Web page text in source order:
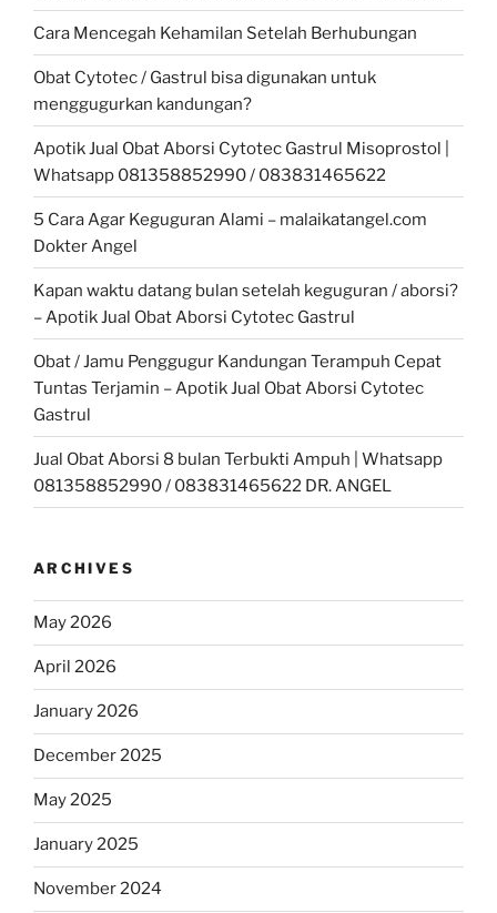
Cara Mencegah Kehamilan Setelah Berhubungan
Obat Cytotec / Gastrul bisa digunakan untuk
menggugurkan kandungan?
Apotik Jual Obat Aborsi Cytotec Gastrul Misoprostol |
Whatsapp 081358852990 / 083831465622
5 Cara Agar Keguguran Alami – malaikatangel.com
Dokter Angel
Kapan waktu datang bulan setelah keguguran / aborsi?
– Apotik Jual Obat Aborsi Cytotec Gastrul
Obat / Jamu Penggugur Kandungan Terampuh Cepat
Tuntas Terjamin – Apotik Jual Obat Aborsi Cytotec
Gastrul
Jual Obat Aborsi 8 bulan Terbukti Ampuh | Whatsapp
081358852990 / 083831465622 DR. ANGEL
ARCHIVES
May 2026
April 2026
January 2026
December 2025
May 2025
January 2025
November 2024